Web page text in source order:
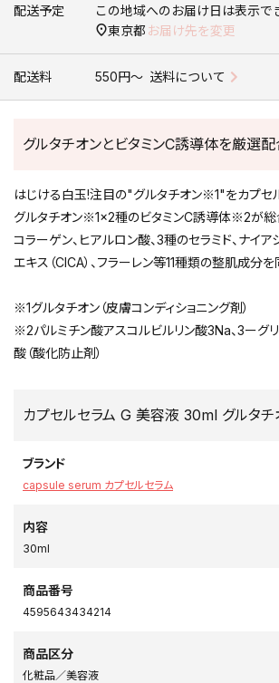
配送予定
この地域へのお届け日は表示で
東京都 お届け先を変更
配送料 550円〜 送料について
グルタチオンとビタミンC誘導体を厳選
はじける白玉!注目の"グルタチオン※1"をカプセ
グルタチオン※1×2種のビタミンC誘導体※2が
コラーゲン、ヒアルロン酸、3種のセラミド、ナイア
エキス（CICA）、フラーレン等11種類の整肌成分
※1グルタチオン（皮膚コンディショニング剤）
※2パルミチン酸アスコルビルリン酸3Na、3ーグ
酸（酸化防止剤）
カプセルセラム G 美容液 30ml グルタチ
ブランド
capsule serum カプセルセラム
内容
30ml
商品番号
4595643434214
商品区分
化粧品／美容液